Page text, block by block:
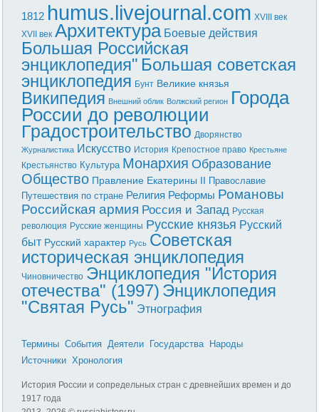
1812 humus.livejournal.com XVIII век
XVII век Архитектура Боевые действия
Большая Российская
энциклопедия" Большая советская
энциклопедия Бунт Великие князья
Википедия Внешний облик Волжский регион Города
России до революции
Градостроительство Дворянство
Журналистика Искусство История Крепостное право Крестьяне
Крестьянство Культура Монархия Образование
Общество Правление Екатерины II Православие
Путешествия по стране Религия Реформы Романовы
Российская армия Россия и Запад Русская
революция Русские женщины Русские князья Русский
быт Русский характер Русь Советская
историческая энциклопедия
Чиновничество Энциклопедия "История
отечества" (1997) Энциклопедия
"Святая Русь" Этнография
Термины События Деятели Государства
Народы
Источники Хронология
История России и сопредельных стран с древнейших времен и до
1917 года